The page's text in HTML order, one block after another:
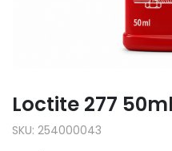
Loctite 277
SKU: 254000043